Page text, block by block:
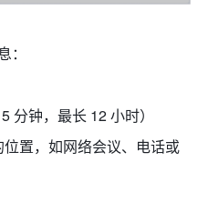
分钟，最长 12 小时）
位置，如网络会议、电话或